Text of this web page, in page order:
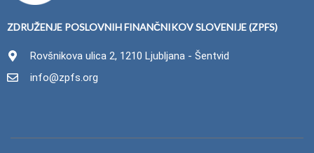
ZDRUŽENJE POSLOVNIH FINANČNIKOV SLOVENIJE (ZPFS)
Rovšnikova ulica 2, 1210 Ljubljana - Šentvid
info@zpfs.org